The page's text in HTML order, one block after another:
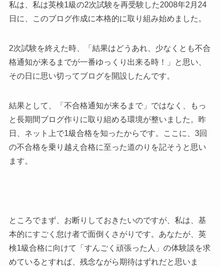
私は、私は英検1級の2次試験を再受験した2008年2月24
日に、このブログ作成に本格的に取り組み始めました。
2次試験を終えた時、「結果はどうあれ、少なくとも不合
格通知が来るまでが一番ゆっくり出来る時！」と思い、
その日に思い切ってブログを開設したんです。
結果として、「不合格通知が来るまで」ではなく、もっ
と長期間ブログ作りに取り組める環境が整いました。昨
日、ネット上で1級合格を知ったからです。ここに、3回
の不合格を乗り越え合格に至った道のりを記そうと思い
ます。
ところでまず、お断りしておきたいのですが、私は、基
本的にすごく怠け者で面倒くさがりです。あなたが、英
検1級合格に向けて「すんごく頑張った人」の体験談を求
めているとすれば、残念ながら期待はずれだと思いま